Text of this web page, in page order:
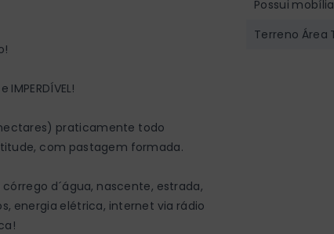
praticamente todo
com pastagem formada.
d´água, nascente, estrada,
energia elétrica, internet via rádio
Possui
Terreno Área